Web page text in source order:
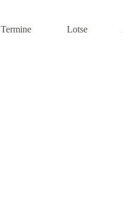
Termine Lotse